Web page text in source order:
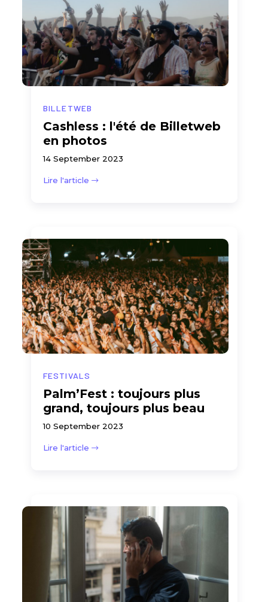
BILLETWEB
Cashless : l'été de Billetweb
en photos
14 September 2023
Lire l'article
FESTIVALS
Palm’Fest : toujours plus
grand, toujours plus beau
10 September 2023
Lire l'article